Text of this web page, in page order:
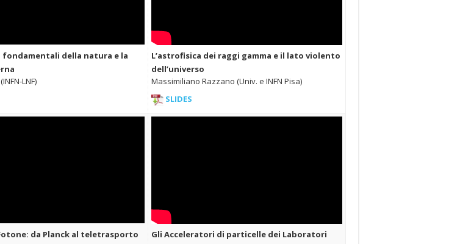
fondamentali della natura e la
LNF)
L’astrofisica dei raggi gamma e il lato violento
dell’universo
Massimiliano Razzano (Univ. e INFN Pisa)
SLIDES
da Planck al teletrasporto
Gli Acceleratori di particelle dei Laboratori